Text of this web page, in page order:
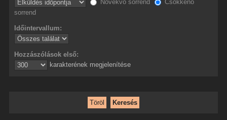
Növekvő sorrend
Csökkenő
sorrend
Időintervallum:
Hozzászólások első:
karakterének megjelenítése